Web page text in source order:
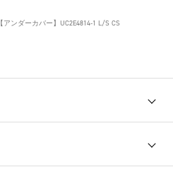
【アンダーカバー】UC2E4814-1 L/S CS